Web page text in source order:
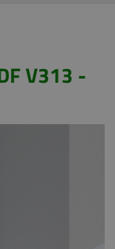
V313 -